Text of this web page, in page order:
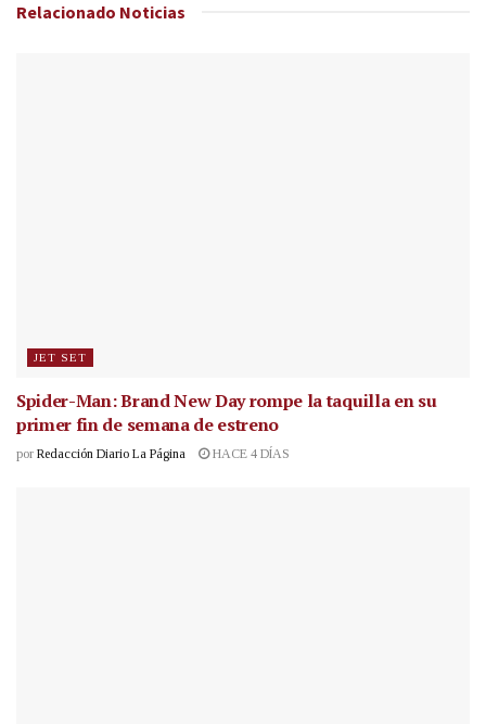
Relacionado Noticias
JET SET
Spider-Man: Brand New Day rompe la taquilla en su
primer fin de semana de estreno
por Redacción Diario La Página HACE 4 DÍAS